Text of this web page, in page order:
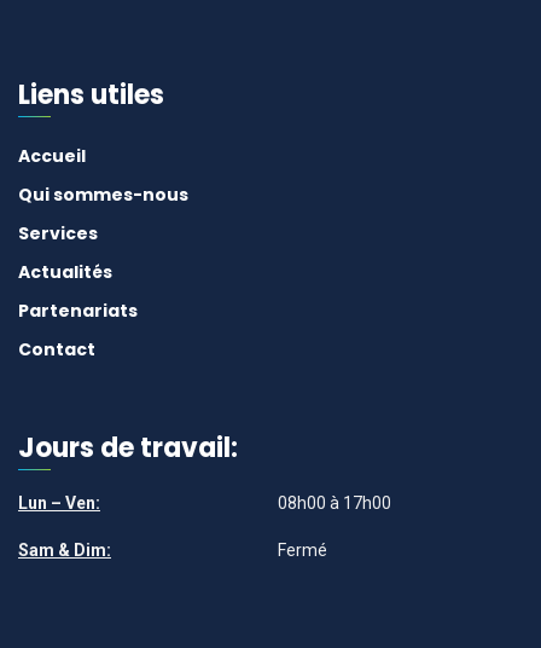
Liens utiles
Accueil
Qui sommes-nous
Services
Actualités
Partenariats
Contact
Jours de travail:
Lun – Ven:
Sam & Dim:
08h00 à 17h00
Fermé